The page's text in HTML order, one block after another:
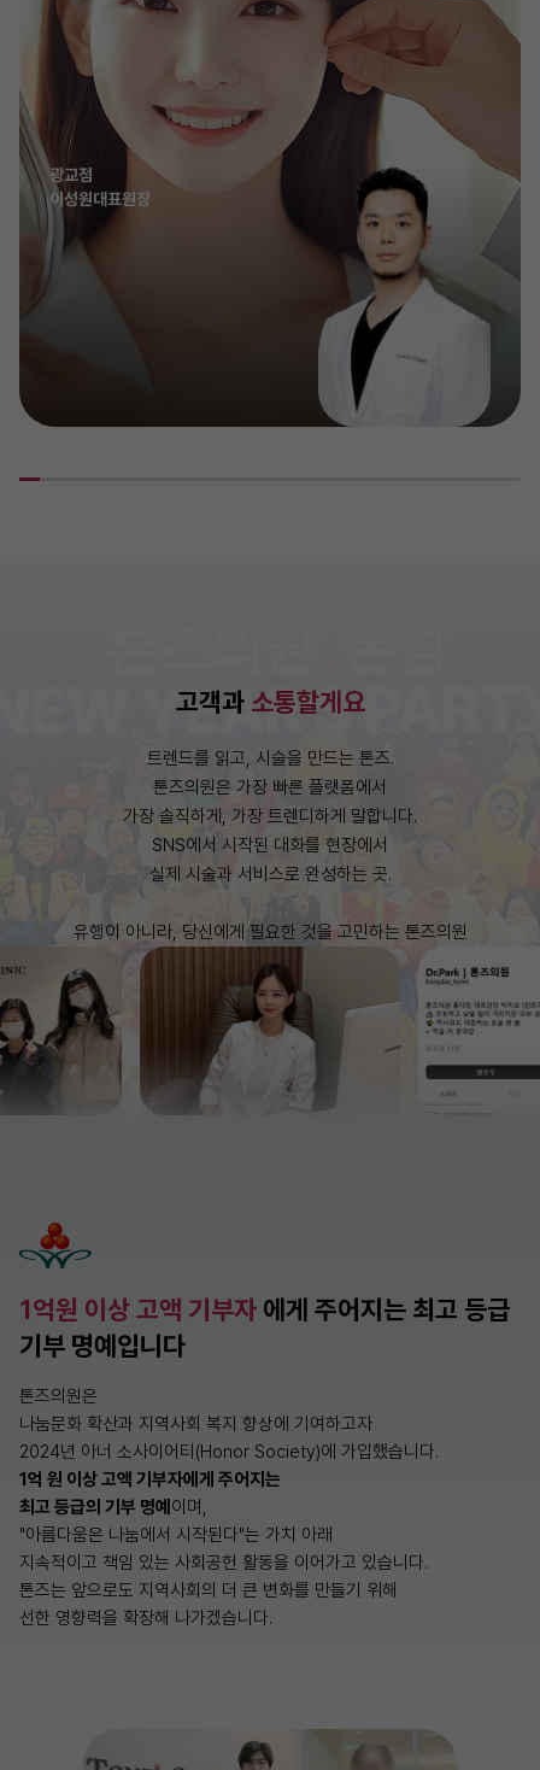
광교점
이성원대표원장
고객과 소통할게요
트렌드를 읽고, 시술을 만드는 톤즈.
톤즈의원은 가장 빠른 플랫폼에서
가장 솔직하게, 가장 트렌디하게 말합니다.
SNS에서 시작된 대화를 현장에서
실제 시술과 서비스로 완성하는 곳.
유행이 아니라, 당신에게 필요한 것을 고민하는 톤즈의원
1억원 이상 고액 기부자 에게 주어지는 최고 등급
기부 명예입니다
톤즈의원은
나눔문화 확산과 지역사회 복지 향상에 기여하고자
2024년 아너 소사이어티(Honor Society)에 가입했습니다.
1억 원 이상 고액 기부자에게 주어지는
최고 등급의 기부 명예 이며,
"아름다움은 나눔에서 시작된다"는 가치 아래
지속적이고 책임 있는 사회공헌 활동을 이어가고 있습니다.
톤즈는 앞으로도 지역사회의 더 큰 변화를 만들기 위해
선한 영향력을 확장해 나가겠습니다.